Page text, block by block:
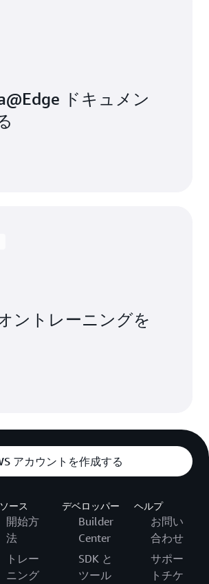
ドキュメン
ントレーニングを
アカウントを作成する
ース
開始方
法
トレー
ニング
デベロッパー
Builder
Center
SDK と
ツール
ヘルプ
お問い
合わせ
サポー
トチケ